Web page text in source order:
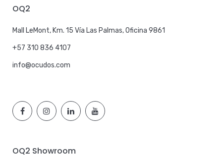
OQ2
Mall LeMont, Km. 15 Vía Las Palmas, Oficina 9861
+57 310 836 4107
info@ocudos.com
OQ2 Showroom